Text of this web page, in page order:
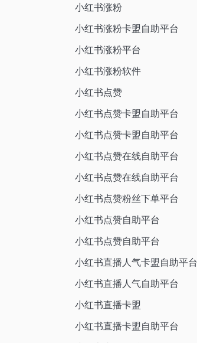
小红书涨粉
小红书涨粉卡盟自助平台
小红书涨粉平台
小红书涨粉软件
小红书点赞
小红书点赞卡盟自助平台
小红书点赞卡盟自助平台
小红书点赞在线自助平台
小红书点赞在线自助平台
小红书点赞粉丝下单平台
小红书点赞自助平台
小红书点赞自助平台
小红书直播人气卡盟自助平台
小红书直播人气自助平台
小红书直播卡盟
小红书直播卡盟自助平台